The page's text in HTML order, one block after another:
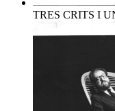
TRES CRITS I